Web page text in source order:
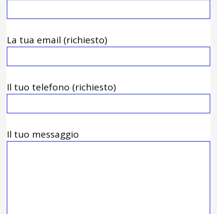
La tua email (richiesto)
Il tuo telefono (richiesto)
Il tuo messaggio